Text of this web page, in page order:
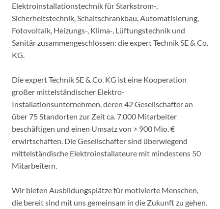
Elektroinstallationstechnik für Starkstrom-,
Sicherheitstechnik, Schaltschrankbau, Automatisierung,
Fotovoltaik, Heizungs-, Klima-, Lüftungstechnik und
Sanitär zusammengeschlossen: die expert Technik SE & Co.
KG.
Die expert Technik SE & Co. KG ist eine Kooperation
großer mittelständischer Elektro-
Installationsunternehmen, deren 42 Gesellschafter an
über 75 Standorten zur Zeit ca. 7.000 Mitarbeiter
beschäftigen und einen Umsatz von > 900 Mio. €
erwirtschaften. Die Gesellschafter sind überwiegend
mittelständische Elektroinstallateure mit mindestens 50
Mitarbeitern.
Wir bieten Ausbildungsplätze für motivierte Menschen,
die bereit sind mit uns gemeinsam in die Zukunft zu gehen.